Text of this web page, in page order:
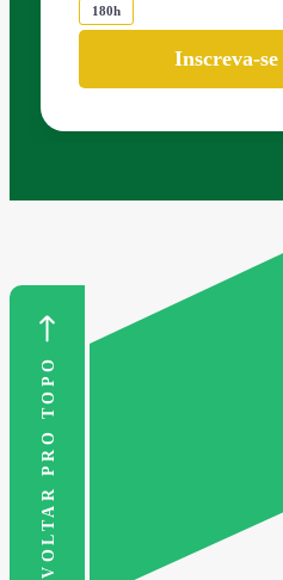
180h
Inscreva-se
VOLTAR PRO TOPO